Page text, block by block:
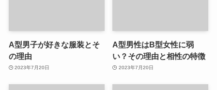
A型男子が好きな服装とそ
の理由
2023年7月20日
A型男性はB型女性に弱
い？その理由と相性の特徴
2023年7月20日